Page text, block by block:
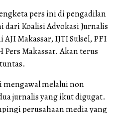
pers ini di pengadilan
dari Koalisi Advokasi Jurnalis
Makassar, IJTI Sulsel, PFI
Pers Makassar. Akan terus
melalui non
jurnalis yang ikut digugat.
perusahaan media yang